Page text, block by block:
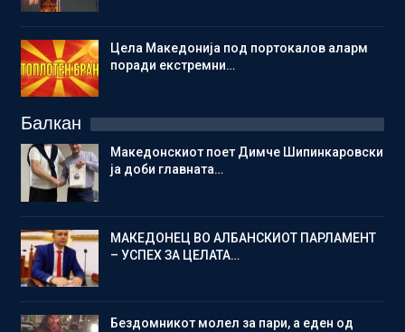
Цела Македонија под портокалов аларм
поради екстремни…
Балкан
Македонскиот поет Димче Шипинкаровски
ја доби главната…
МАКЕДОНЕЦ ВО АЛБАНСКИОТ ПАРЛАМЕНТ
– УСПЕХ ЗА ЦЕЛАТА…
Бездомникот молел за пари, а еден од